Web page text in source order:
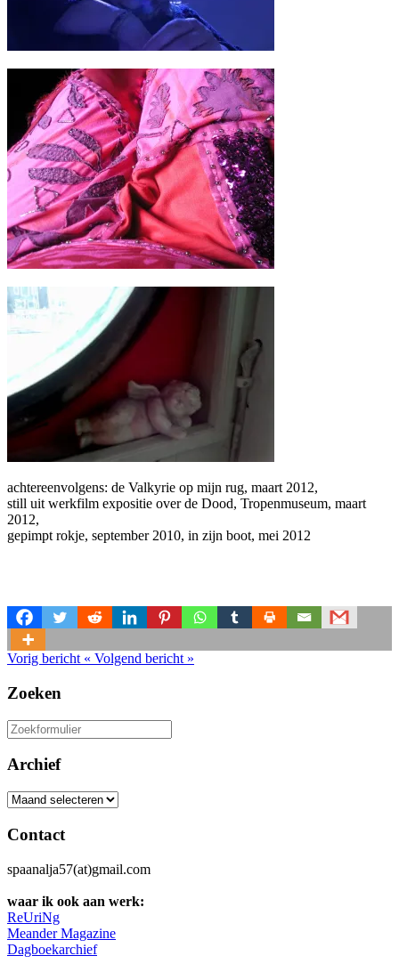
achtereenvolgens: de Valkyrie op mijn rug, maart 2012,
still uit werkfilm expositie over de Dood, Tropenmuseum, maart
2012,
gepimpt rokje, september 2010, in zijn boot, mei 2012
Vorig bericht « Volgend bericht »
Zoeken
Zoeken
naar:
Archief
Archief
Contact
spaanalja57(at)gmail.com
waar ik ook aan werk:
ReUriNg
Meander Magazine
Dagboekarchief